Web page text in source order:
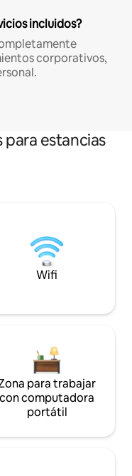
incluidos?
corporativos,
estancias
Wifi
para trabajar
con computadora
portátil